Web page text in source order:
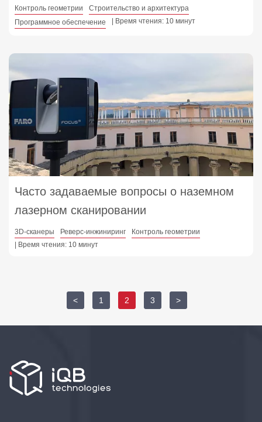
Контроль геометрии
Строительство и архитектура
Программное обеспечение
| Время чтения: 10 минут
Часто задаваемые вопросы о наземном
лазерном сканировании
3D-сканеры Реверс-инжиниринг
Контроль геометрии
| Время чтения: 10 минут
< 1 2 3 >